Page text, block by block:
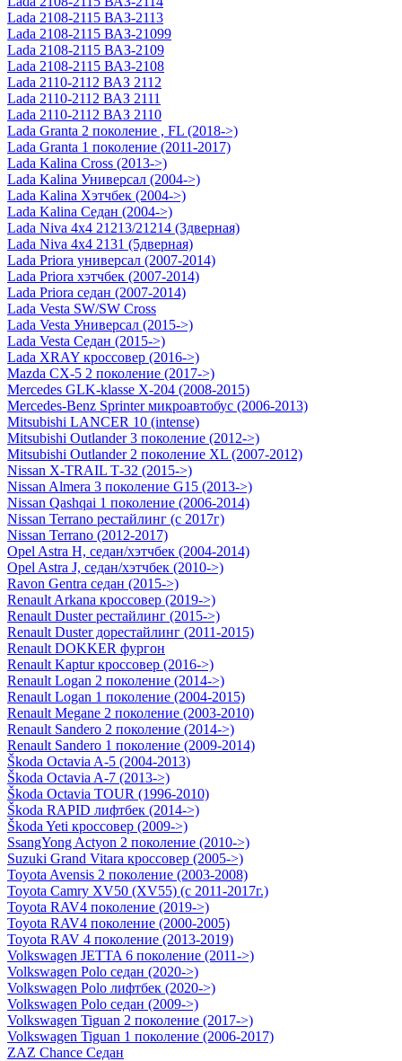
Lada 2108-2115 ВАЗ-2113
Lada 2108-2115 ВАЗ-21099
Lada 2108-2115 ВАЗ-2109
Lada 2108-2115 ВАЗ-2108
Lada 2110-2112 ВАЗ 2112
Lada 2110-2112 ВАЗ 2111
Lada 2110-2112 ВАЗ 2110
Lada Granta 2 поколение , FL (2018->)
Lada Granta 1 поколение (2011-2017)
Lada Kalina Cross (2013->)
Lada Kalina Универсал (2004->)
Lada Kalina Хэтчбек (2004->)
Lada Kalina Седан (2004->)
Lada Niva 4х4 21213/21214 (3дверная)
Lada Niva 4х4 2131 (5дверная)
Lada Priora универсал (2007-2014)
Lada Priora хэтчбек (2007-2014)
Lada Priora седан (2007-2014)
Lada Vesta SW/SW Cross
Lada Vesta Универсал (2015->)
Lada Vesta Седан (2015->)
Lada XRAY кроссовер (2016->)
Mazda CX-5 2 поколение (2017->)
Mercedes GLK-klasse Х-204 (2008-2015)
Mercedes-Benz Sprinter микроавтобус (2006-2013)
Mitsubishi LANCER 10 (intense)
Mitsubishi Outlander 3 поколение (2012->)
Mitsubishi Outlander 2 поколение XL (2007-2012)
Nissan X-TRAIL Т-32 (2015->)
Nissan Almera 3 поколение G15 (2013->)
Nissan Qashqai 1 поколение (2006-2014)
Nissan Terrano рестайлинг (с 2017г)
Nissan Terrano (2012-2017)
Opel Astra H, седан/хэтчбек (2004-2014)
Opel Astra J, седан/хэтчбек (2010->)
Ravon Gentra седан (2015->)
Renault Arkana кроссовер (2019->)
Renault Duster рестайлинг (2015->)
Renault Duster дорестайлинг (2011-2015)
Renault DOKKER фургон
Renault Kaptur кроссовер (2016->)
Renault Logan 2 поколение (2014->)
Renault Logan 1 поколение (2004-2015)
Renault Megane 2 поколение (2003-2010)
Renault Sandero 2 поколение (2014->)
Renault Sandero 1 поколение (2009-2014)
Škoda Octavia A-5 (2004-2013)
Škoda Octavia A-7 (2013->)
Škoda Octavia TOUR (1996-2010)
Škoda RAPID лифтбек (2014->)
Škoda Yeti кроссовер (2009->)
SsangYong Actyon 2 поколение (2010->)
Suzuki Grand Vitara кроссовер (2005->)
Toyota Avensis 2 поколение (2003-2008)
Toyota Camry ХV50 (XV55) (с 2011-2017г.)
Toyota RAV4 поколение (2019->)
Toyota RAV4 поколение (2000-2005)
Toyota RAV 4 поколение (2013-2019)
Volkswagen JETTA 6 поколение (2011->)
Volkswagen Polo седан (2020->)
Volkswagen Polo лифтбек (2020->)
Volkswagen Polo седан (2009->)
Volkswagen Tiguan 2 поколение (2017->)
Volkswagen Tiguan 1 поколение (2006-2017)
ZAZ Chance Седан